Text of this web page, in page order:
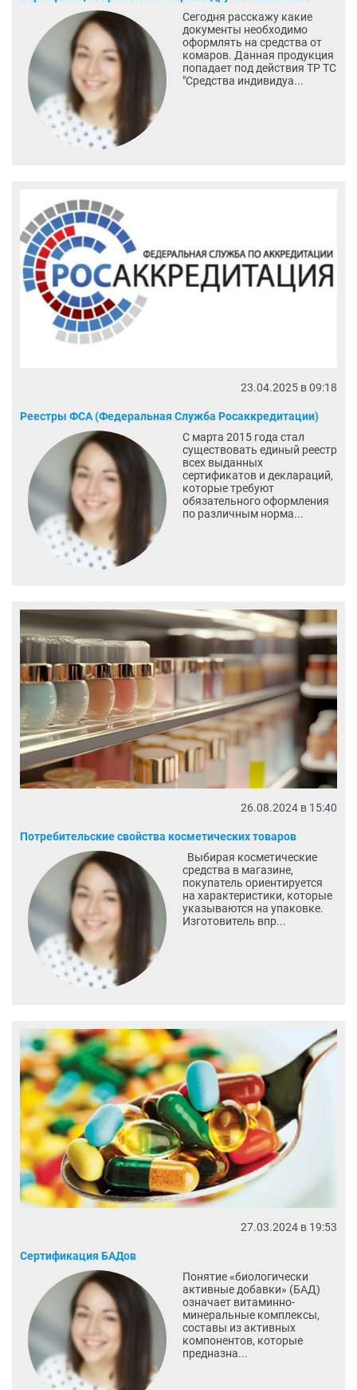
Сегодня расскажу какие
документы необходимо
оформлять на средства от
комаров. Данная продукция
попадает под действия ТР ТС
"Средства индивидуа...
23.04.2025 в 09:18
Реестры ФСА (Федеральная Служба Росаккредитации)
С марта 2015 года стал
существовать единый реестр
всех выданных
сертификатов и деклараций,
которые требуют
обязательного оформления
по различным норма...
26.08.2024 в 15:40
Потребительские свойства косметических товаров
Выбирая косметические
средства в магазине,
покупатель ориентируется
на характеристики, которые
указываются на упаковке.
Изготовитель впр...
27.03.2024 в 19:53
Сертификация БАДов
Понятие «биологически
активные добавки» (БАД)
означает витаминно-
минеральные комплексы,
составы из активных
компонентов, которые
предназна...